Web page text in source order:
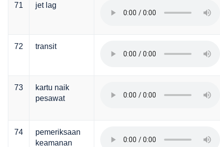
71 jet lag
72 transit
73
kartu naik
pesawat
74
pemeriksaan
keamanan